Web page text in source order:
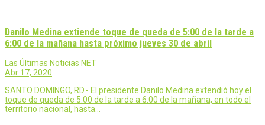
Danilo Medina extiende toque de queda de 5:00 de la tarde a
6:00 de la mañana hasta próximo jueves 30 de abril
Las Últimas Noticias NET
Abr 17, 2020
SANTO DOMINGO, RD.- El presidente Danilo Medina extendió hoy el
toque de queda de 5:00 de la tarde a 6:00 de la mañana, en todo el
territorio nacional, hasta…